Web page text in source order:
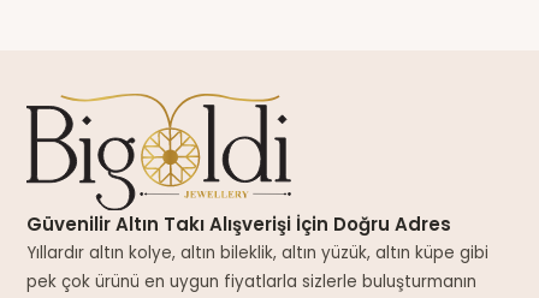
Güvenilir Altın Takı Alışverişi İçin Doğru Adres
Yıllardır altın kolye, altın bileklik, altın yüzük, altın küpe gibi
pek çok ürünü en uygun fiyatlarla sizlerle buluşturmanın